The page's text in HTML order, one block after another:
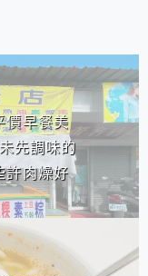
價早餐美
先調味的
許肉燥好